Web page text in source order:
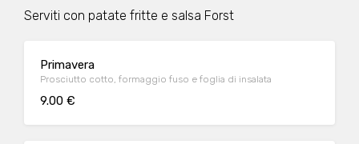
Serviti con patate fritte e salsa Forst
Primavera
Prosciutto cotto, formaggio fuso e foglia di insalata
9.00 €